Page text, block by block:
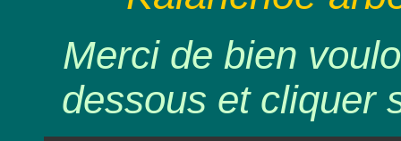
Merci de bien
dessous et cliquer